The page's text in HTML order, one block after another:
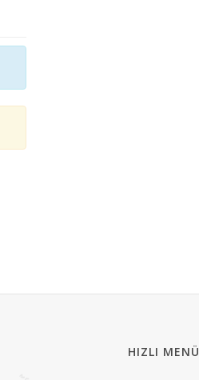
HIZLI MENÜ